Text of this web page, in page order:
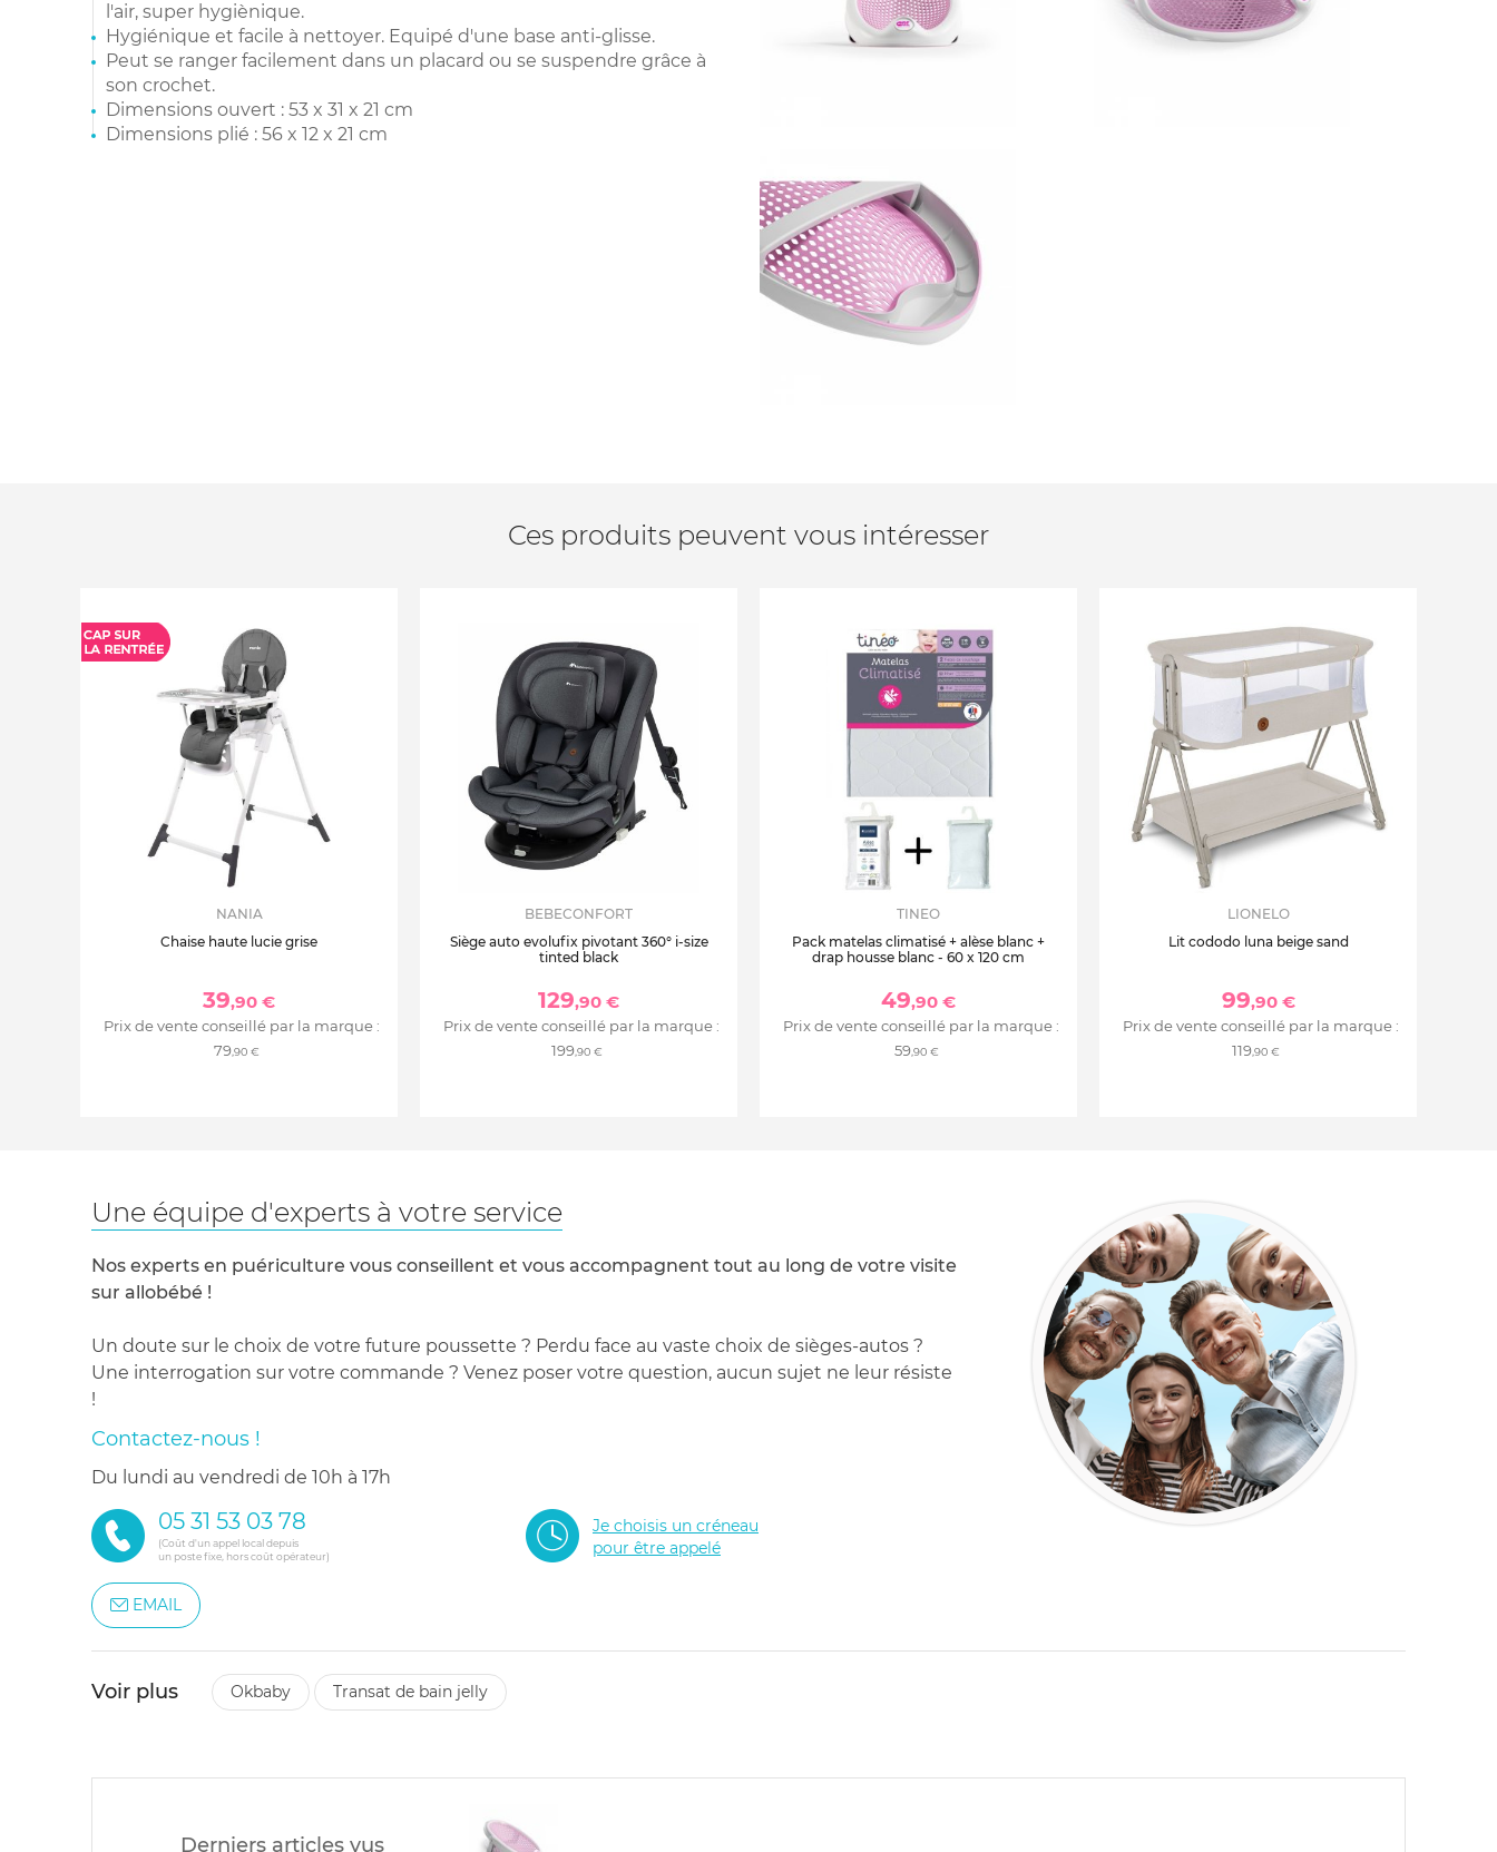
l'air, super hygiènique.
Hygiénique et facile à nettoyer. Equipé d'une base anti-glisse.
Peut se ranger facilement dans un placard ou se suspendre grâce à
son crochet.
Dimensions ouvert : 53 x 31 x 21 cm
Dimensions plié : 56 x 12 x 21 cm
Ces produits peuvent vous intéresser
NANIA
Chaise haute lucie grise
39,90 €
Prix de vente conseillé par la marque :
79,90 €
BEBECONFORT
Siège auto evolufix pivotant 360° i-size
tinted black
129,90 €
Prix de vente conseillé par la marque :
199,90 €
TINEO
Pack matelas climatisé + alèse blanc +
drap housse blanc - 60 x 120 cm
49,90 €
Prix de vente conseillé par la marque :
59,90 €
LIONELO
Lit cododo luna beige sand
99,90 €
Prix de vente conseillé par la marque :
119,90 €
Une équipe d'experts à votre service
Nos experts en puériculture vous conseillent et vous accompagnent tout au long de votre visite
sur allobébé !
Un doute sur le choix de votre future poussette ? Perdu face au vaste choix de sièges-autos ?
Une interrogation sur votre commande ? Venez poser votre question, aucun sujet ne leur résiste
!
Contactez-nous !
du lundi au vendredi de 10h à 17h
05 31 53 03 78
(Coût d'un appel local depuis
un poste fixe, hors coût opérateur)
Je choisis un créneau
pour être appelé
EMAIL
Voir plus okbaby transat de bain jelly
Derniers articles vus